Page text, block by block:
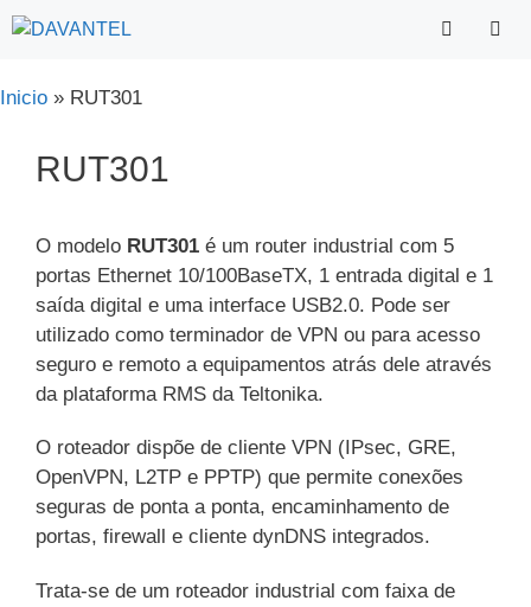
Saltar
para
conteúdo
Inicio » RUT301
RUT301
O modelo RUT301 é um router industrial com 5
portas Ethernet 10/100BaseTX, 1 entrada digital e 1
saída digital e uma interface USB2.0. Pode ser
utilizado como terminador de VPN ou para acesso
seguro e remoto a equipamentos atrás dele através
da plataforma RMS da Teltonika.
O roteador dispõe de cliente VPN (IPsec, GRE,
OpenVPN, L2TP e PPTP) que permite conexões
seguras de ponta a ponta, encaminhamento de
portas, firewall e cliente dynDNS integrados.
Trata-se de um roteador industrial com faixa de